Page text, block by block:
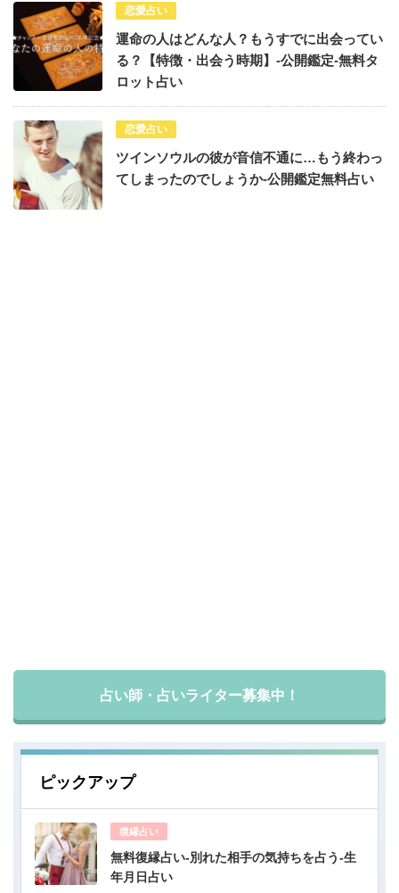
恋愛占い
運命の人はどんな人？もうすでに出会ってい
る？【特徴・出会う時期】-公開鑑定-無料タ
ロット占い
恋愛占い
ツインソウルの彼が音信不通に…もう終わっ
てしまったのでしょうか-公開鑑定無料占い
占い師・占いライター募集中！
ピックアップ
復縁占い
無料復縁占い-別れた相手の気持ちを占う-生
年月日占い